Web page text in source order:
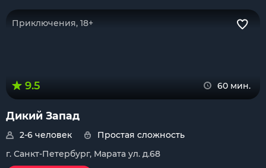
Приключения, 18+
9.5 60 мин.
Дикий Запад
2-6 человек
Простая сложность
г. Санкт-Петербург, Марата ул. д.68